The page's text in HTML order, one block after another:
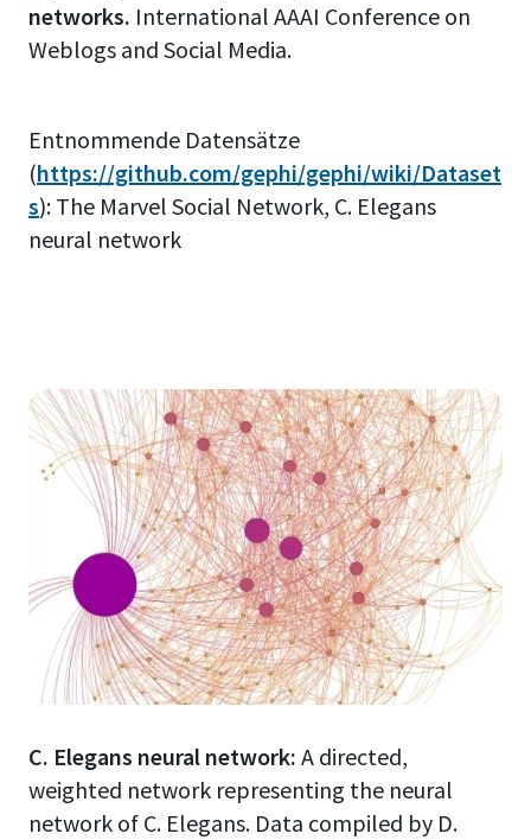
networks. International AAAI Conference on
Weblogs and Social Media.
Entnommende Datensätze
(https://github.com/gephi/gephi/wiki/Dataset
s): The Marvel Social Network, C. Elegans
neural network
C. Elegans neural network: A directed,
weighted network representing the neural
network of C. Elegans. Data compiled by D.